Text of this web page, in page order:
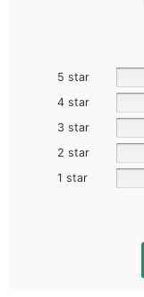
5 star
4 star
3 star
2 star
1 star